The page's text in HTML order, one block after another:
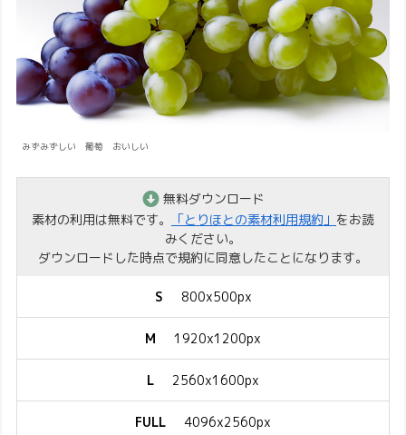
みずみずしい 葡萄 おいしい
無料ダウンロード
素材の利用は無料です。
「とりほとの素材利用規約」 をお読
みください。
ダウンロードした時点で規約に同意したことになります。
S 800x500px
M 1920x1200px
L 2560x1600px
FULL 4096x2560px